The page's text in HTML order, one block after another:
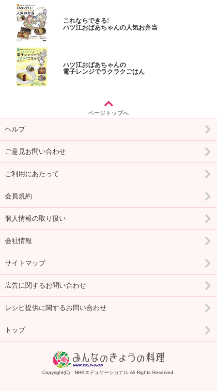
これならできる!
ハツ江おばあちゃんの人気お弁当
ハツ江おばあちゃんの
電子レンジでラクラクごはん
ページトップへ
ヘルプ
ご意見お問い合わせ
ご利用にあたって
会員規約
個人情報の取り扱い
会社情報
サイトマップ
広告に関するお問い合わせ
レシピ提供に関するお問い合わせ
トップ
Copyright(C) NHKエデュケーショナル All Rights Reserved.